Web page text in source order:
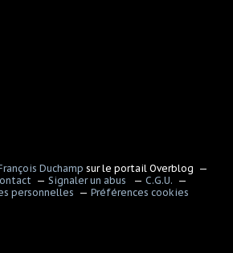
Duchamp sur le portail Overblog
Signaler un abus
C.G.U.
personnelles
Préférences cookies